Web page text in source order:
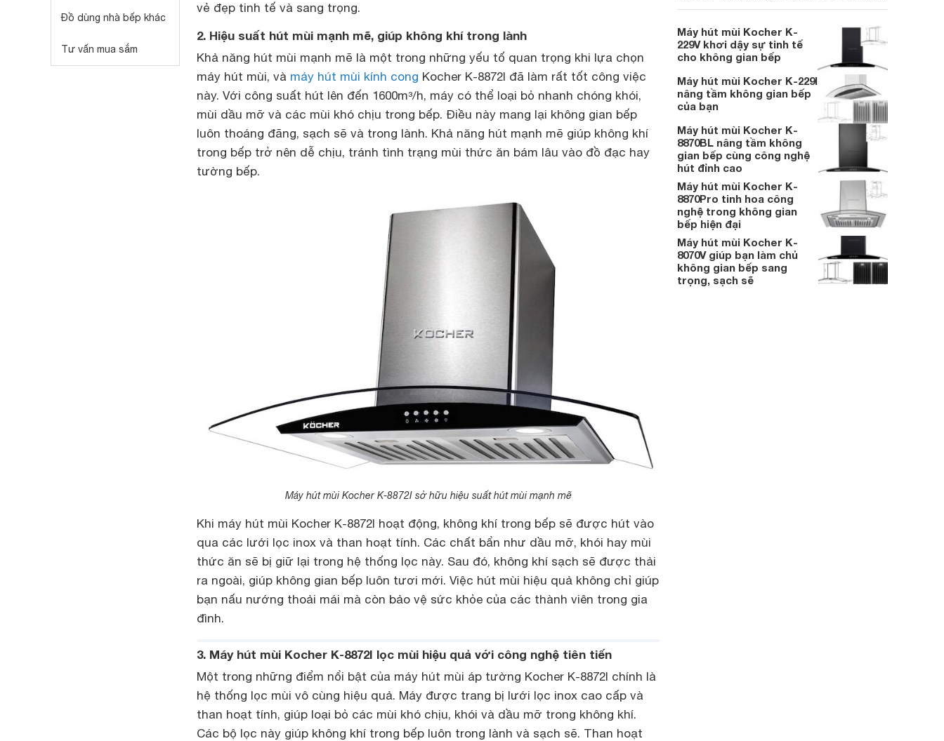
Đồ dùng nhà bếp khác
Tư vấn mua sắm
vẻ đẹp tinh tế và sang trọng.
2. Hiệu suất hút mùi mạnh mẽ, giúp không khí trong lành
Khả năng hút mùi mạnh mẽ là một trong những yếu tố quan trọng khi lựa chọn
máy hút mùi, và máy hút mùi kính cong Kocher K-8872I đã làm rất tốt công việc
này. Với công suất hút lên đến 1600m³/h, máy có thể loại bỏ nhanh chóng khói,
mùi dầu mỡ và các mùi khó chịu trong bếp. Điều này mang lại không gian bếp
luôn thoáng đãng, sạch sẽ và trong lành. Khả năng hút mạnh mẽ giúp không khí
trong bếp trở nên dễ chịu, tránh tình trạng mùi thức ăn bám lâu vào đồ đạc hay
tường bếp.
Máy hút mùi Kocher K-8872I sở hữu hiệu suất hút mùi mạnh mẽ
Khi máy hút mùi Kocher K-8872I hoạt động, không khí trong bếp sẽ được hút vào
qua các lưới lọc inox và than hoạt tính. Các chất bẩn như dầu mỡ, khói hay mùi
thức ăn sẽ bị giữ lại trong hệ thống lọc này. Sau đó, không khí sạch sẽ được thải
ra ngoài, giúp không gian bếp luôn tươi mới. Việc hút mùi hiệu quả không chỉ giúp
bạn nấu nướng thoải mái mà còn bảo vệ sức khỏe của các thành viên trong gia
đình.
3. Máy hút mùi Kocher K-8872I lọc mùi hiệu quả với công nghệ tiên tiến
Một trong những điểm nổi bật của máy hút mùi áp tường Kocher K-8872I chính là
hệ thống lọc mùi vô cùng hiệu quả. Máy được trang bị lưới lọc inox cao cấp và
than hoạt tính, giúp loại bỏ các mùi khó chịu, khói và dầu mỡ trong không khí.
Các bộ lọc này giúp không khí trong bếp luôn trong lành và sạch sẽ. Than hoạt
khám phá lý do vì sao chiếc máy này lại
trở thành lựa chọn tối ưu cho các gia đình
hiện đại, yêu thích sự sang trọng và hiệu
quả.
Máy hút mùi Kocher K-
229V khơi dậy sự tinh tế
cho không gian bếp
Máy hút mùi Kocher K-229I
nâng tầm không gian bếp
của bạn
Máy hút mùi Kocher K-
8870BL nâng tầm không
gian bếp cùng công nghệ
hút đỉnh cao
Máy hút mùi Kocher K-
8870Pro tinh hoa công
nghệ trong không gian
bếp hiện đại
Máy hút mùi Kocher K-
8070V giúp bạn làm chủ
không gian bếp sang
trọng, sạch sẽ